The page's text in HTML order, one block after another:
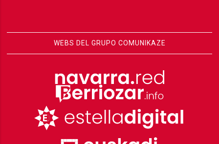
WEBS DEL GRUPO COMUNIKAZE